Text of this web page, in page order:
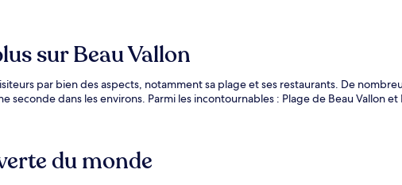
sur Beau Vallon
par bien des aspects, notamment sa plage et ses restaurants. De
seconde dans les environs. Parmi les incontournables : Plage de Beau Vallon
du monde